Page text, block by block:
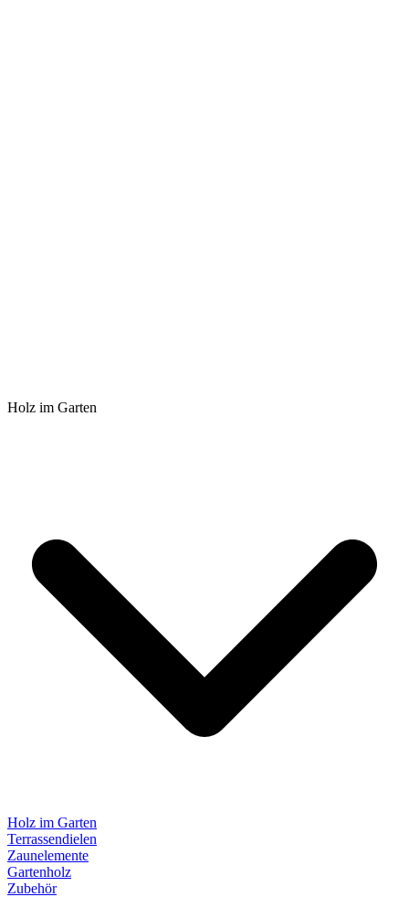
Holz im Garten
Holz im Garten
Terrassendielen
Zaunelemente
Gartenholz
Zubehör